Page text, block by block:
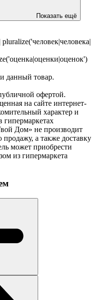
Показать ещё
данный товар.
офертой.
на сайте интернет-
характер и
гипермаркетах
Дом» не производит
а также доставку
может приобрести
из гипермаркета